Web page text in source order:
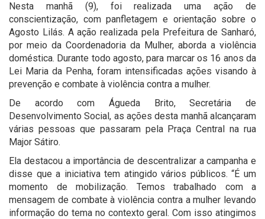
Nesta manhã (9), foi realizada uma ação de
conscientização, com panfletagem e orientação sobre o
Agosto Lilás. A ação realizada pela Prefeitura de Sanharó,
por meio da Coordenadoria da Mulher, aborda a violência
doméstica. Durante todo agosto, para marcar os 16 anos da
Lei Maria da Penha, foram intensificadas ações visando à
prevenção e combate à violência contra a mulher.
De acordo com Águeda Brito, Secretária de
Desenvolvimento Social, as ações desta manhã alcançaram
várias pessoas que passaram pela Praça Central na rua
Major Sátiro.
Ela destacou a importância de descentralizar a campanha e
disse que a iniciativa tem atingido vários públicos. “É um
momento de mobilização. Temos trabalhado com a
mensagem de combate à violência contra a mulher levando
informação do tema no contexto geral. Com isso atingimos